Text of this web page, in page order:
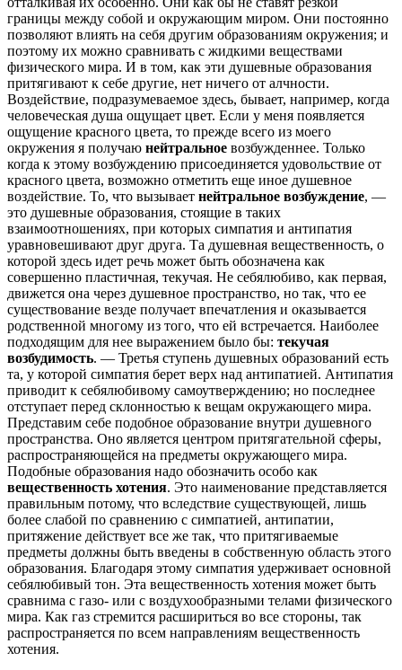
границы между собой и окружающим миром. Они постоянно
позволяют влиять на себя другим образованиям окружения; и
поэтому их можно сравнивать с жидкими веществами
физического мира. И в том, как эти душевные образования
притягивают к себе другие, нет ничего от алчности.
Воздействие, подразумеваемое здесь, бывает, например, когда
человеческая душа ощущает цвет. Если у меня появляется
ощущение красного цвета, то прежде всего из моего
окружения я получаю нейтральное возбужденнее. Только
когда к этому возбуждению присоединяется удовольствие от
красного цвета, возможно отметить еще иное душевное
воздействие. То, что вызывает нейтральное возбуждение, —
это душевные образования, стоящие в таких
взаимоотношениях, при которых симпатия и антипатия
уравновешивают друг друга. Та душевная вещественность, о
которой здесь идет речь может быть обозначена как
совершенно пластичная, текучая. Не себялюбиво, как первая,
движется она через душевное пространство, но так, что ее
существование везде получает впечатления и оказывается
родственной многому из того, что ей встречается. Наиболее
подходящим для нее выражением было бы: текучая
возбудимость. — Третья ступень душевных образований есть
та, у которой симпатия берет верх над антипатией. Антипатия
приводит к себялюбивому самоутверждению; но последнее
отступает перед склонностью к вещам окружающего мира.
Представим себе подобное образование внутри душевного
пространства. Оно является центром притягательной сферы,
распространяющейся на предметы окружающего мира.
Подобные образования надо обозначить особо как
вещественность хотения. Это наименование представляется
правильным потому, что вследствие существующей, лишь
более слабой по сравнению с симпатией, антипатии,
притяжение действует все же так, что притягиваемые
предметы должны быть введены в собственную область этого
образования. Благодаря этому симпатия удерживает основной
себялюбивый тон. Эта вещественность хотения может быть
сравнима с газо- или с воздухообразными телами физического
мира. Как газ стремится расшириться во все стороны, так
распространяется по всем направлениям вещественность
хотения.